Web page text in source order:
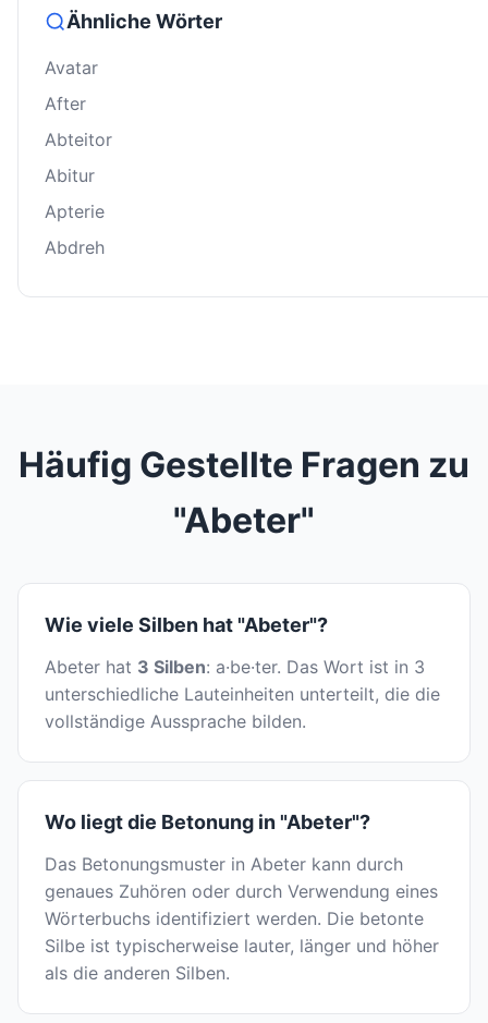
Ähnliche Wörter
Avatar
After
Abteitor
Abitur
Apterie
Abdreh
Häufig Gestellte Fragen zu
"Abeter"
Wie viele Silben hat "Abeter"?
Abeter hat 3 Silben: a·be·ter. Das Wort ist in 3
unterschiedliche Lauteinheiten unterteilt, die die
vollständige Aussprache bilden.
Wo liegt die Betonung in "Abeter"?
Das Betonungsmuster in Abeter kann durch
genaues Zuhören oder durch Verwendung eines
Wörterbuchs identifiziert werden. Die betonte
Silbe ist typischerweise lauter, länger und höher
als die anderen Silben.